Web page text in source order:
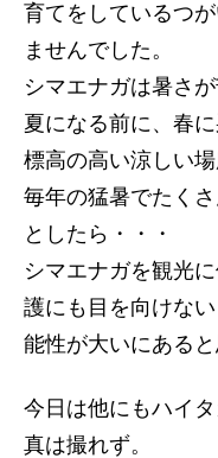
育てをしているつ
ませんでした。
シマエナガは暑さ
夏になる前に、春
標高の高い涼しい場
毎年の猛暑でたく
としたら・・・
シマエナガを観光
護にも目を向けな
能性が大いにあると
今日は他にもハイ
真は撮れず。